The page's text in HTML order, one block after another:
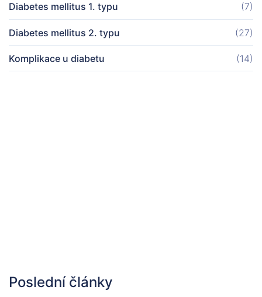
Diabetes mellitus 1. typu (7)
Diabetes mellitus 2. typu (27)
Komplikace u diabetu (14)
Poslední články